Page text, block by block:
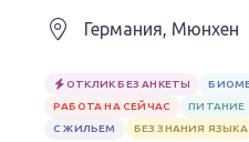
Германия, Мюнхен
ОТКЛИК БЕЗ АНКЕТЫ
РАБОТА НА СЕЙЧАС
ПИТАНИЕ
С ЖИЛЬЕМ
БЕЗ ЗНАНИЯ ЯЗЫКА